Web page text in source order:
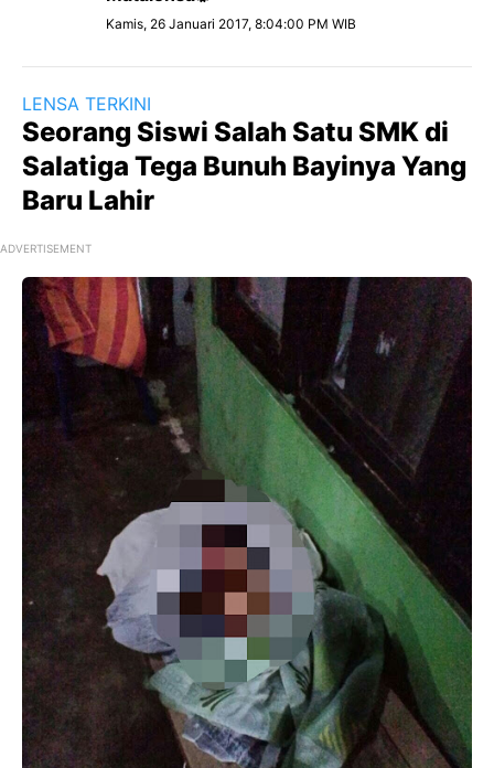
Kamis, 26 Januari 2017, 8:04:00 PM WIB
LENSA TERKINI
Seorang Siswi Salah Satu SMK di
Salatiga Tega Bunuh Bayinya Yang
Baru Lahir
ADVERTISEMENT